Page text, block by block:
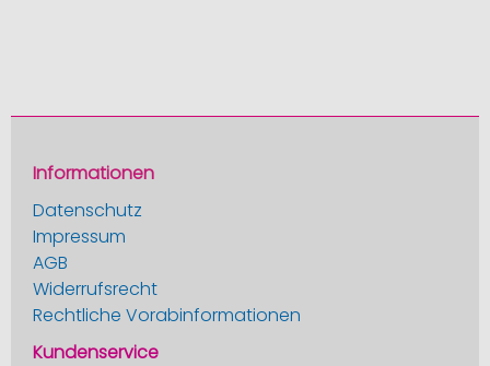
Informationen
Datenschutz
Impressum
AGB
Widerrufsrecht
Rechtliche Vorabinformationen
Kundenservice